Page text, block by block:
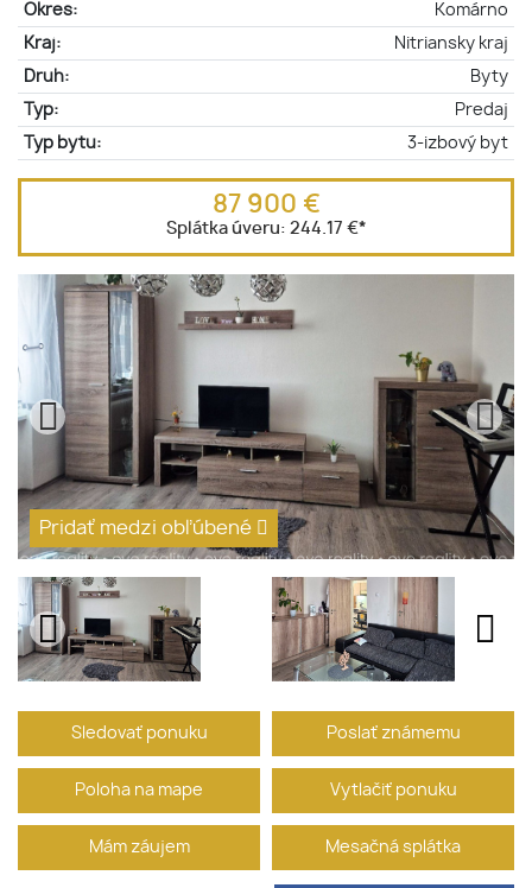
Okres:
Komárno
Kraj:
Nitriansky kraj
Druh:
Byty
Typ:
Predaj
Typ bytu:
3-izbový byt
87 900 €
Splátka úveru: 244.17 €*
Pridať medzi obľúbené
Sledovať ponuku Poslať známemu
Poloha na mape Vytlačiť ponuku
Mám záujem Mesačná splátka